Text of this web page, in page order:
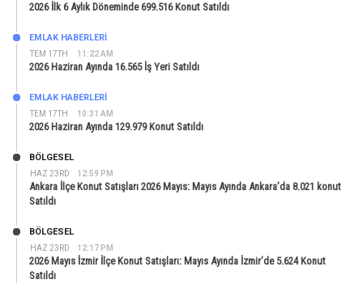
2026 İlk 6 Aylık Döneminde 699.516 Konut Satıldı
TEM 17TH 11:22 AM
EMLAK HABERLERI
2026 Haziran Ayında 16.565 İş Yeri Satıldı
TEM 17TH 10:31 AM
EMLAK HABERLERI
2026 Haziran Ayında 129.979 Konut Satıldı
HAZ 23RD 12:59 PM
BÖLGESEL
Ankara İlçe Konut Satışları 2026 Mayıs: Mayıs Ayında Ankara’da 8.021 konut
Satıldı
HAZ 23RD 12:17 PM
BÖLGESEL
2026 Mayıs İzmir İlçe Konut Satışları: Mayıs Ayında İzmir’de 5.624 Konut
Satıldı